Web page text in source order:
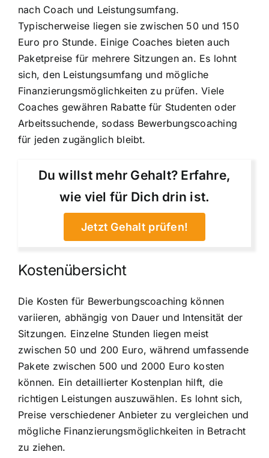
nach Coach und Leistungsumfang.
Typischerweise liegen sie zwischen 50 und 150
Euro pro Stunde. Einige Coaches bieten auch
Paketpreise für mehrere Sitzungen an. Es lohnt
sich, den Leistungsumfang und mögliche
Finanzierungsmöglichkeiten zu prüfen. Viele
Coaches gewähren Rabatte für Studenten oder
Arbeitssuchende, sodass Bewerbungscoaching
für jeden zugänglich bleibt.
Du willst mehr Gehalt? Erfahre,
wie viel für Dich drin ist.
Jetzt Gehalt prüfen!
Kostenübersicht
Die Kosten für Bewerbungscoaching können
variieren, abhängig von Dauer und Intensität der
Sitzungen. Einzelne Stunden liegen meist
zwischen 50 und 200 Euro, während umfassende
Pakete zwischen 500 und 2000 Euro kosten
können. Ein detaillierter Kostenplan hilft, die
richtigen Leistungen auszuwählen. Es lohnt sich,
Preise verschiedener Anbieter zu vergleichen und
mögliche Finanzierungsmöglichkeiten in Betracht
zu ziehen.